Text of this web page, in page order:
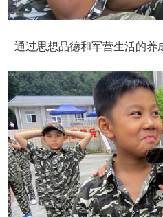
通过思想品德和军营生活的